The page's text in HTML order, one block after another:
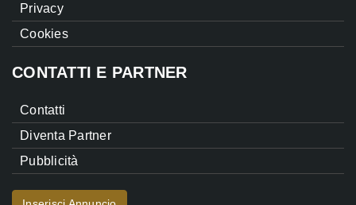
Privacy
Cookies
CONTATTI E PARTNER
Contatti
Diventa Partner
Pubblicità